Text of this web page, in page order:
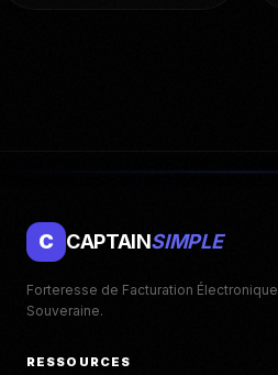
C CAPTAINSIMPLE
Forteresse de Facturation Électronique
Souveraine.
RESSOURCES